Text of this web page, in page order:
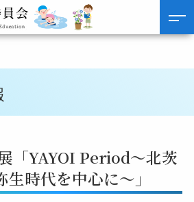
「YAYOI Period〜北茨
時代を中心に〜」